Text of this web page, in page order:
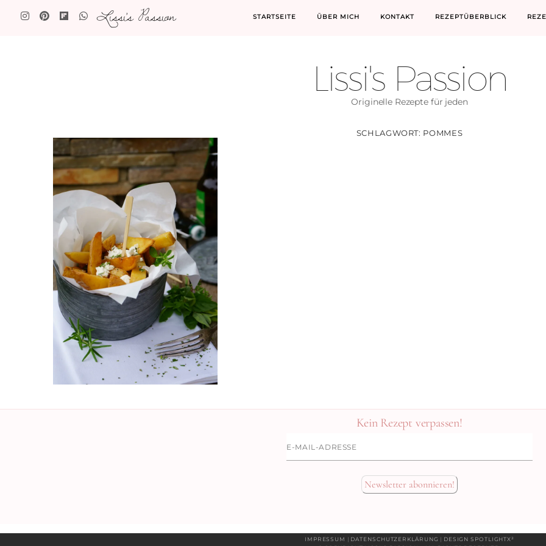
Lissi's Passion STARTSEITE ÜBER MICH KONTAKT REZEPTÜBERBLICK
Lissi's Passion
Originelle Rezepte für jeden
SCHLAGWORT: POMMES
Kein Rezept verpassen!
Mail-
Adresse
Newsletter abonnieren!
IMPRESSUM | DATENSCHUTZERKLÄRUNG | DESIGN SPOTLIGHTX²